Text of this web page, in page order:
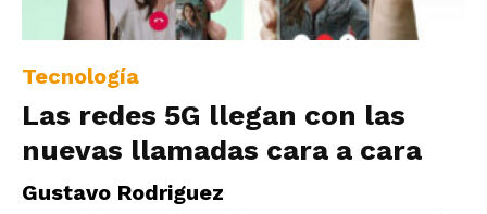
Tecnología
Las redes 5G llegan con las
nuevas llamadas cara a cara
Gustavo Rodriguez